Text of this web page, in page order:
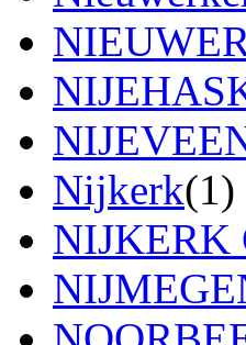
Nijkerk(1)
NIJKERK